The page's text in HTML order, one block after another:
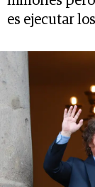
es ejecutar